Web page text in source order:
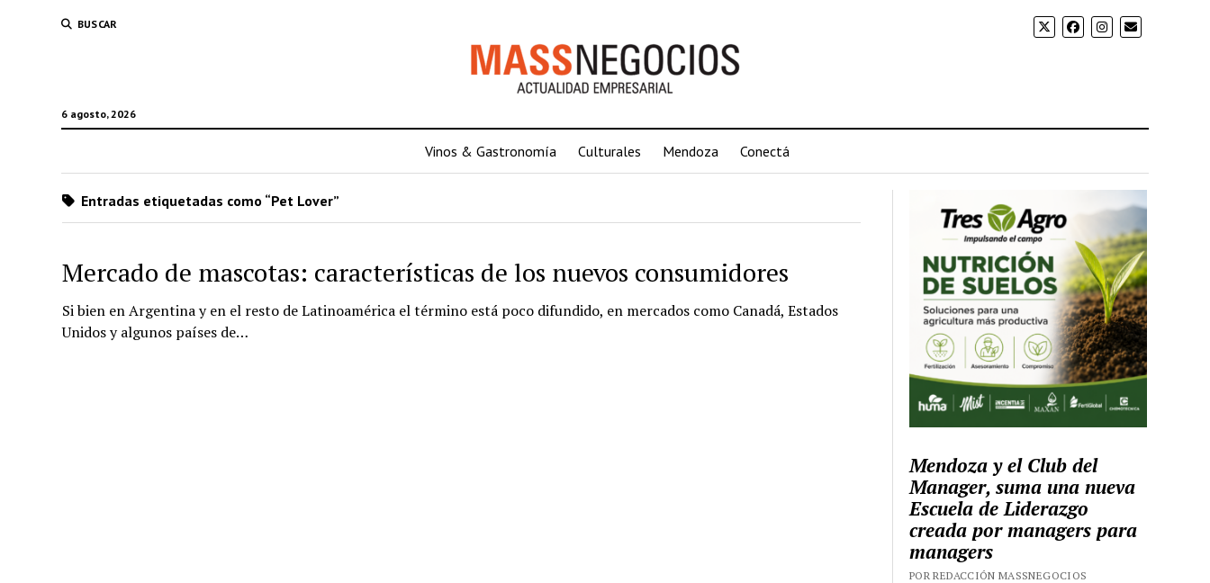
BUSCAR
6 agosto, 2026
Vinos & Gastronomía Culturales Mendoza Conectá
Entradas etiquetadas como “Pet Lover”
Mercado de mascotas: características de los nuevos consumidores
Si bien en Argentina y en el resto de Latinoamérica el término está poco difundido, en mercados como Canadá, Estados
Unidos y algunos países de…
Mendoza y el Club del
Manager, suma una nueva
Escuela de Liderazgo
creada por managers para
managers
POR REDACCIÓN MASSNEGOCIOS